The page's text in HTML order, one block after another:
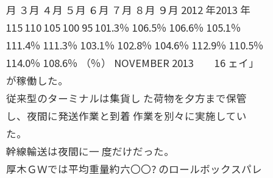
月 ３月 ４月 ５月 ６月 ７月 ８月 ９月 2012 年2013 年
115 110 105 100 95 101.3％ 106.5％ 106.6％ 105.1％
111.4％ 111.3％ 103.1％ 102.8％ 104.6％ 112.9％ 110.5％
114.0％ 108.6％ （％） NOVEMBER 2013 16 ェイ」
が稼働した。
従来型のターミナルは集貨し た荷物を夕方まで保管
し、夜間に発送作業と到着 作業を別々に実施してい
た。
幹線輸送は夜間に一 度だけだった。
厚木ＧＷでは平均重量約六〇〇? のロールボックスパレ